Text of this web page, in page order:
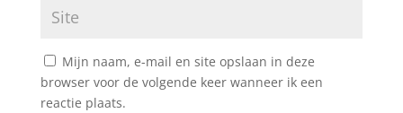
Mijn naam, e-mail en site opslaan in deze
browser voor de volgende keer wanneer ik een
reactie plaats.